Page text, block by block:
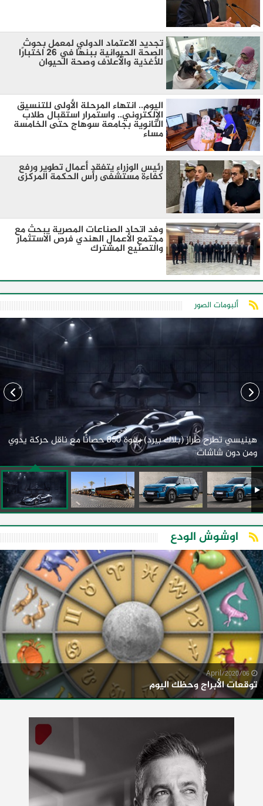
تجديد الاعتماد الدولي لمعمل بحوث
الصحة الحيوانية ببنها في 26 اختبارًا
للأغذية والأعلاف وصحة الحيوان
اليوم.. انتهاء المرحلة الأولى للتنسيق
الإلكتروني.. واستمرار استقبال طلاب
الثانوية بجامعة سوهاج حتى الخامسة
مساءً
رئيس الوزراء يتفقد أعمال تطوير ورفع
كفاءة مستشفى رأس الحكمة المركزى
وفد اتحاد الصناعات المصرية يبحث مع
مجتمع الأعمال الهندي فرص الاستثمار
والتصنيع المشترك
ألبومات الصور
هينيسي تطرح طراز (بلاك بيرد) بقوة 850 حصانًا مع ناقل حركة يدوي
ومن دون شاشات
اوشوش الودع
توقعات الأبراج وحظك اليوم